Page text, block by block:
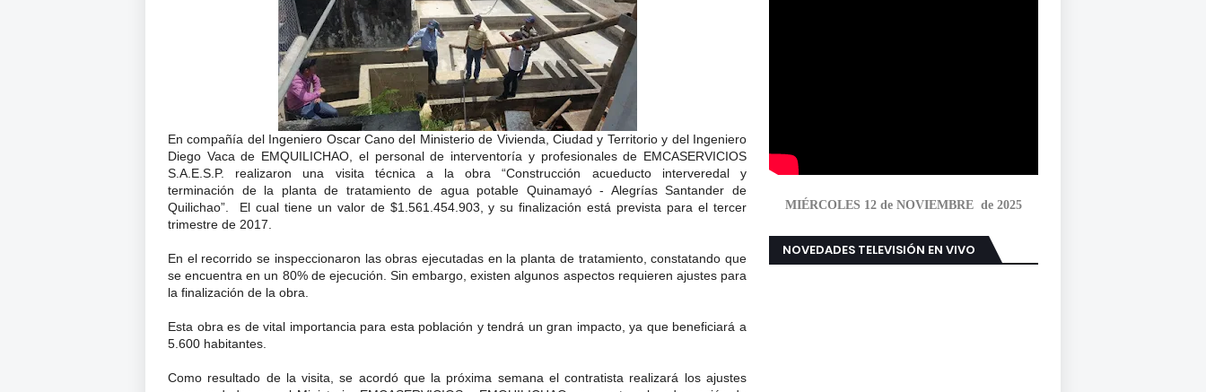
En compañía del Ingeniero Oscar Cano del Ministerio de Vivienda, Ciudad y Territorio y del Ingeniero
Diego Vaca de EMQUILICHAO, el personal de interventoría y profesionales de EMCASERVICIOS
S.A.E.S.P. realizaron una visita técnica a la obra “Construcción acueducto interveredal y
terminación de la planta de tratamiento de agua potable Quinamayó - Alegrías Santander de
Quilichao”.
Elcual tiene un valor de $1.561.454.903,ysu finalización está prevista para el tercer
trimestre de 2017
En el recorrido se inspeccionaron las obras ejecutadas en la planta de tratamiento, constatando que
se encuentra en un 80% de ejecución . Sin embargo, existen algunos aspectos requieren ajustes para
la finalización de la obra.
Esta obra es de vital importancia para esta población y tendrá un gran impacto, ya que beneficiará a
5.600 habitantes.
Como resultado de la visita, se acordó que la próxima semana el contratista realizará los ajustes
MIÉRCOLES 12 de NOVIEMBRE de 2025
NOVEDADES TELEVISIÓN EN VIVO